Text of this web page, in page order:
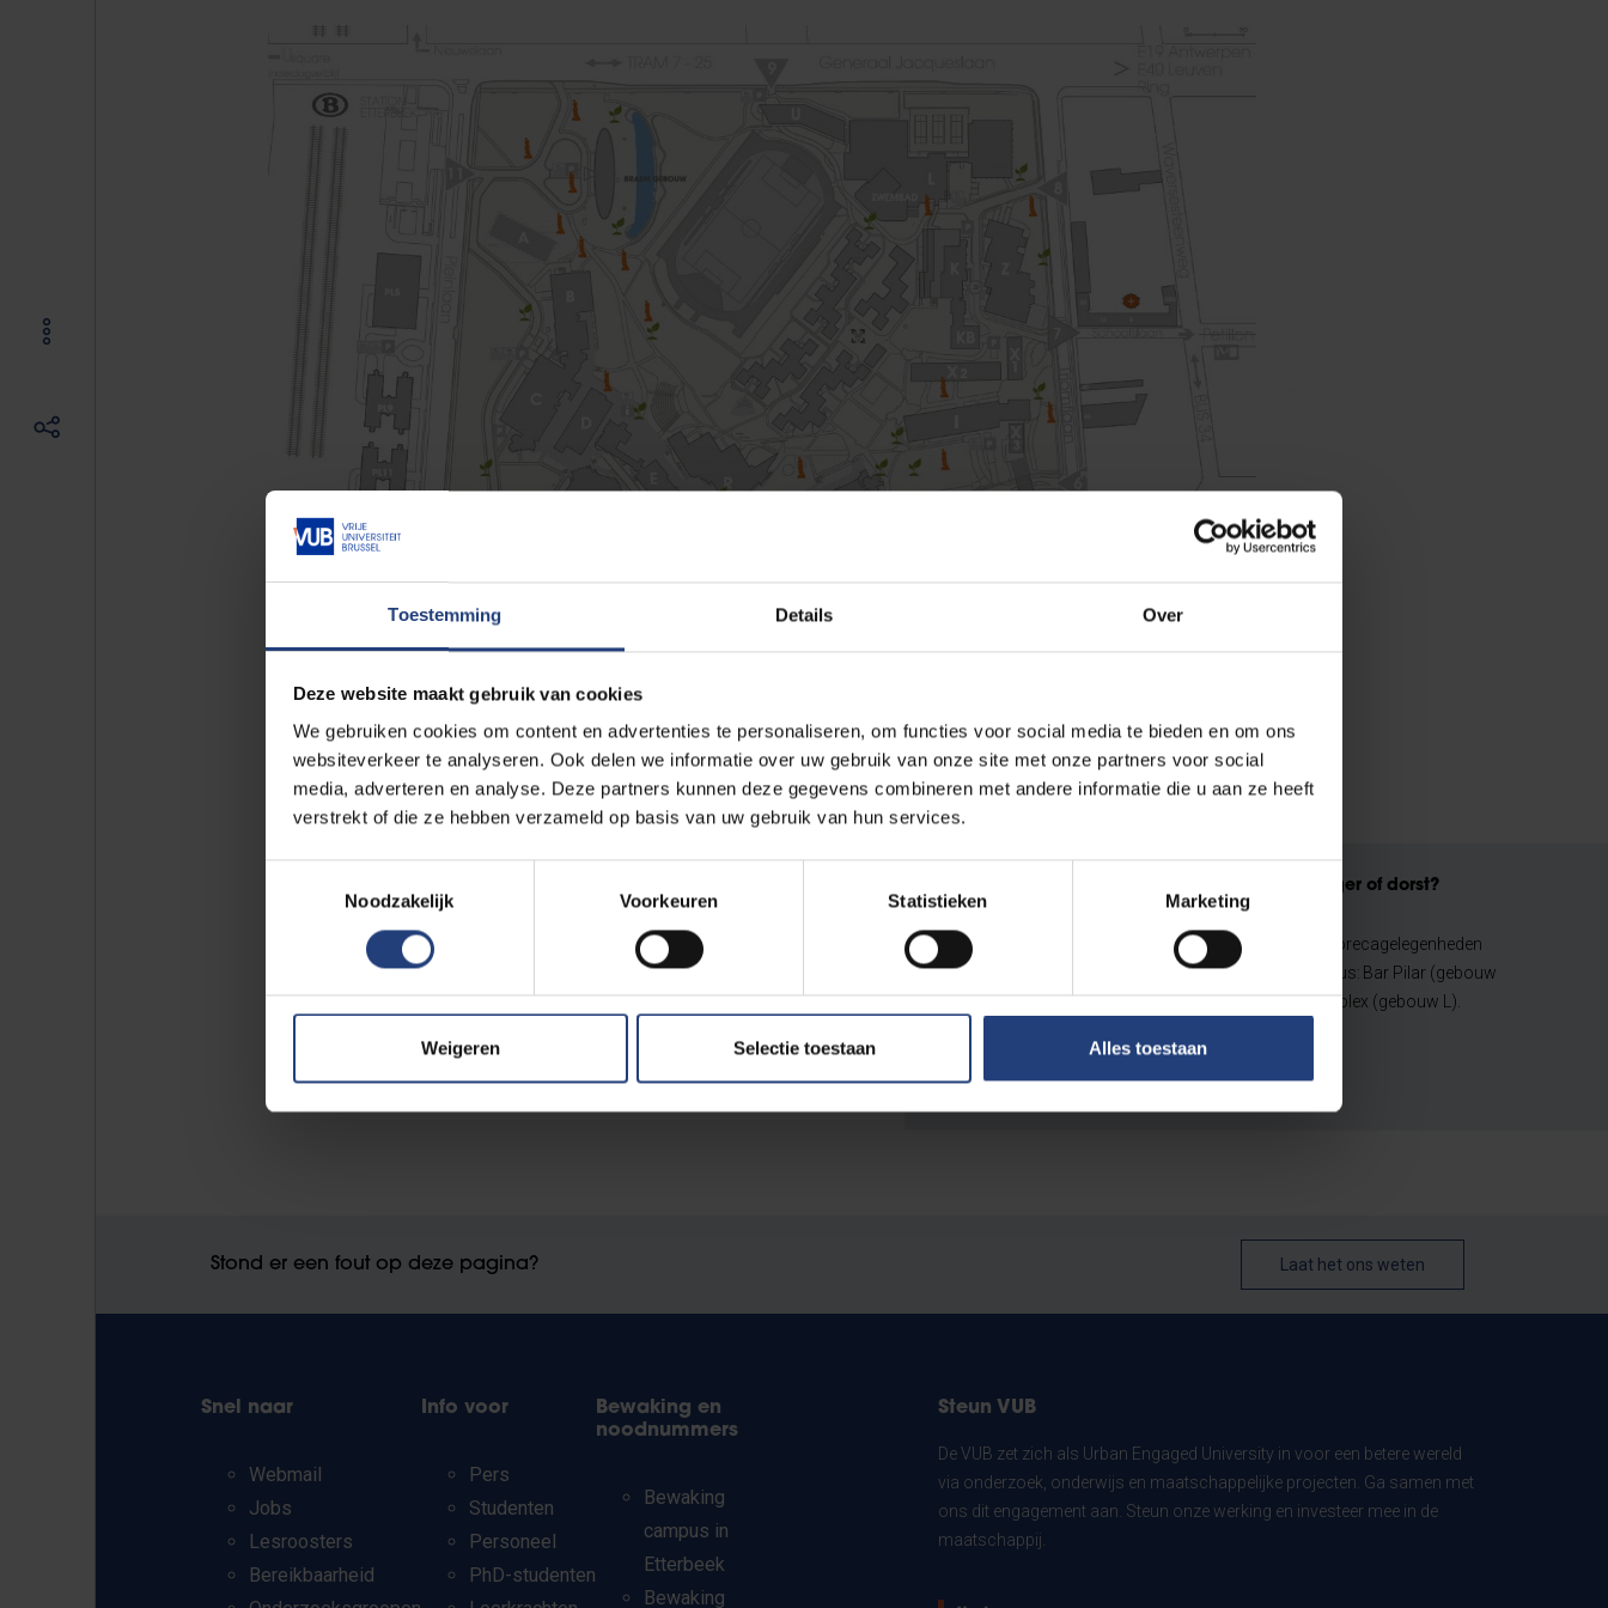
Toestemming Details Over
Deze website maakt gebruik van cookies
We gebruiken cookies om content en advertenties te personaliseren, om functies voor social media te bieden en om ons
websiteverkeer te analyseren. Ook delen we informatie over uw gebruik van onze site met onze partners voor social
media, adverteren en analyse. Deze partners kunnen deze gegevens combineren met andere informatie die u aan ze heeft
verstrekt of die ze hebben verzameld op basis van uw gebruik van hun services.
Noodzakelijk
Voorkeuren Statistieken Marketing
Weigeren Selectie toestaan Alles toestaan
Kom struinen in het
Humanistisch Sculpturenpark op
de VUB Main Campus: een uniek
Honger of dorst?
Ontdek de horecagelegenheden
op de campus: Bar Pilar (gebouw
Y) en 't Complex (gebouw L).
Stond er een fout op deze pagina? Laat het ons weten
Snel naar
Webmail
Jobs
Lesroosters
Bereikbaarheid
Info voor
Pers
Studenten
Personeel
PhD-studenten
Bewaking en
noodnummers
Bewaking
campus in
Etterbeek
Bewaking
Steun VUB
De VUB zet zich als Urban Engaged University in voor een betere wereld
via onderzoek, onderwijs en maatschappelijke projecten. Ga samen met
ons dit engagement aan. Steun onze werking en investeer mee in de
maatschappij.